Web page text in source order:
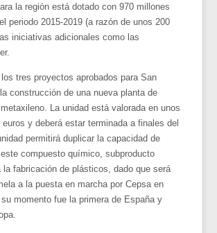
la región está dotado con 970 millones
periodo 2015-2019 (a razón de unos 200
iniciativas adicionales como las
tres proyectos aprobados para San
construcción de una nueva planta de
La unidad está valorada en unos
y deberá estar terminada a finales del
permitirá duplicar la capacidad de
compuesto químico, subproducto
la fabricación de plásticos, dado que será
a la puesta en marcha por Cepsa en
momento fue la primera de España y